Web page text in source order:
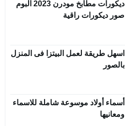
ديكورات مطابخ مودرن 2023 البوم
صور ديكورات راقية
اسهل طريقة لعمل البيتزا فى المنزل
بالصور
أسماء أولاد موسوعة شاملة للاسماء
ومعانيها